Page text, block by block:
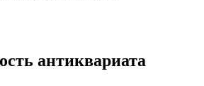
антиквариата